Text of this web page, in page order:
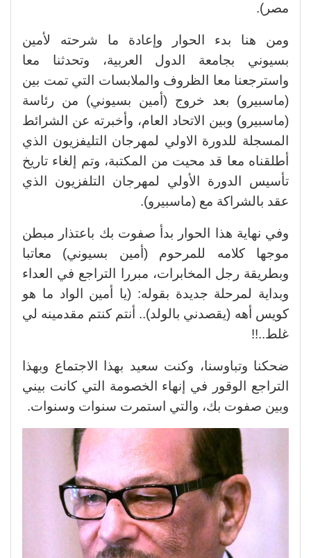
مصر).
ومن هنا بدء الحوار وإعادة ما شرحته لأمين
بسيوني بجامعة الدول العربية، وتحدثنا معا
واسترجعنا معا الظروف والملابسات التي تمت بين
(ماسبيرو) بعد خروج (أمين بسيوني) من رئاسة
(ماسبيرو) وبين الاتحاد العام، وأخبرته عن الشرائط
المسجلة للدورة الاولي لمهرجان التليفزيون الذي
أطلقناه معا قد محيت من المكتبة، وتم إلغاء تاريخ
تأسيس الدورة الأولي لمهرجان التلفزيون الذي
عقد بالشراكة مع (ماسبيرو).
وفي نهاية هذا الحوار بدأ صفوت بك باعتذار مبطن
موجها كلامه للمرحوم (أمين بسيوني) معاتبا
وبطريقة رجل المخابرات، مبررا التراجع في العداء
وبداية لمرحلة جديدة بقوله: (يا أمين الواد ما هو
كويس أهه (يقصدني بالولد).. أنتم كنتم مقدمينه لي
غلط..!!
ضحكنا وتباوسنا، وكنت سعيد بهذا الاجتماع وبهذا
التراجع الوقور في إنهاء الخصومة التي كانت بيني
وبين صفوت بك، والتي استمرت سنوات وسنوات.